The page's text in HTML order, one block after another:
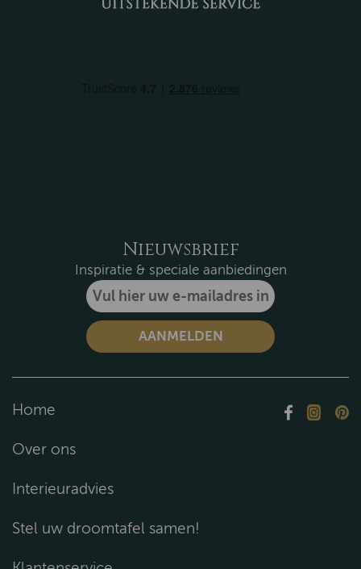
Nieuwsbrief
Inspiratie & speciale aanbiedingen
Home
Over ons
Interieuradvies
Stel uw droomtafel samen!